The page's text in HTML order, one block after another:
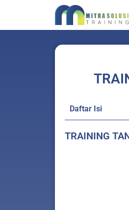
konten
Daftar Isi
TRAINING